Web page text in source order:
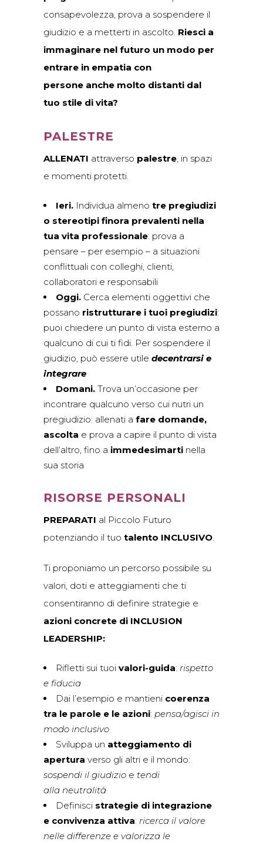
consapevolezza, prova a sospendere il
giudizio e a metterti in ascolto. Riesci a
immaginare nel futuro un modo per
entrare in empatia con
persone anche molto distanti dal
tuo stile di vita?
PALESTRE
ALLENATI attraverso palestre, in spazi
e momenti protetti.
Ieri. Individua almeno tre pregiudizi
o stereotipi finora prevalenti nella
tua vita professionale: prova a
pensare – per esempio – a situazioni
conflittuali con colleghi, clienti,
collaboratori e responsabili
Oggi. Cerca elementi oggettivi che
possano ristrutturare i tuoi pregiudizi:
puoi chiedere un punto di vista esterno a
qualcuno di cui ti fidi. Per sospendere il
giudizio, può essere utile decentrarsi e
integrare
Domani. Trova un’occasione per
incontrare qualcuno verso cui nutri un
pregiudizio: allenati a fare domande,
ascolta e prova a capire il punto di vista
dell’altro, fino a immedesimarti nella
sua storia
RISORSE PERSONALI
PREPARATI al Piccolo Futuro
potenziando il tuo talento INCLUSIVO.
Ti proponiamo un percorso possibile su
valori, doti e atteggiamenti che ti
consentiranno di definire strategie e
azioni concrete di INCLUSION
LEADERSHIP:
Rifletti sui tuoi valori-guida: rispetto
e fiducia
Dai l’esempio e mantieni coerenza
tra le parole e le azioni: pensa/agisci in
modo inclusivo
Sviluppa un atteggiamento di
apertura verso gli altri e il mondo:
sospendi il giudizio e tendi
alla neutralità
Definisci strategie di integrazione
e convivenza attiva: ricerca il valore
nelle differenze e valorizza le